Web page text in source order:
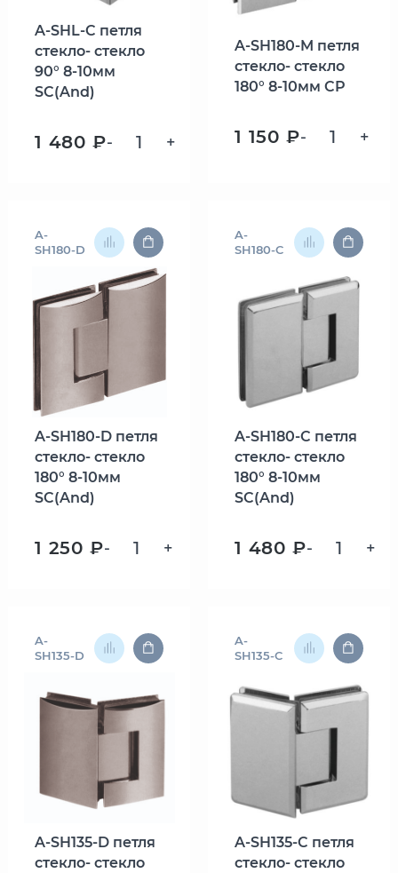
A-SHL-C петля
стекло- стекло
90° 8-10мм
SC(And)
1 480 ₽- +
A-SH180-M петля
стекло- стекло
180° 8-10мм CP
1 150 ₽- +
A-
SH180-D
A-SH180-D петля
стекло- стекло
180° 8-10мм
SC(And)
1 250 ₽- +
A-
SH180-C
A-SH180-C петля
стекло- стекло
180° 8-10мм
SC(And)
1 480 ₽- +
A-
SH135-D
A-SH135-D петля
стекло- стекло
A-
SH135-C
A-SH135-C петля
стекло- стекло